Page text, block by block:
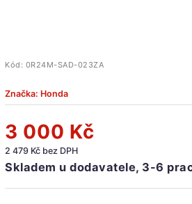
Kód: 0R24M-SAD-023ZA
Značka: Honda
3 000 Kč
2 479 Kč bez DPH
Skladem u dodavatele, 3-6